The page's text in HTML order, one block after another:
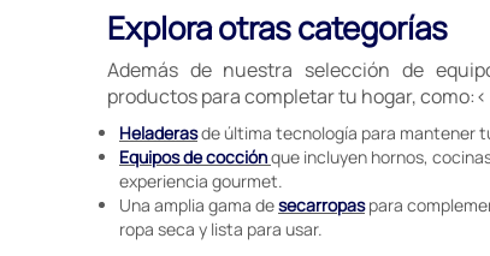
Explora otras categorías
Además de nuestra selección de
productos para completar tu hogar, como:<
Heladerasde última tecnología para mantener
Equipos de cocciónque incluyen hornos,
experiencia gourmet.
Una amplia gama desecarropaspara
ropa seca y lista para usar.